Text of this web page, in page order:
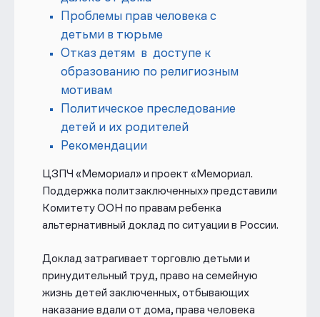
Проблемы прав человека с
детьми в тюрьме
Отказ детям в доступе к
образованию по религиозным
мотивам
Политическое преследование
детей и их родителей
Рекомендации
ЦЗПЧ «Мемориал» и проект «Мемориал.
Поддержка политзаключенных» представили
Комитету ООН по правам ребенка
альтернативный доклад по ситуации в России.
Доклад затрагивает торговлю детьми и
принудительный труд, право на семейную
жизнь детей заключенных, отбывающих
наказание вдали от дома, права человека